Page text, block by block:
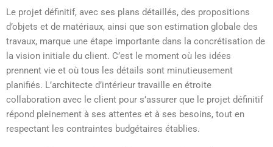
Le projet définitif, avec ses plans détaillés, des propositions
d’objets et de matériaux, ainsi que son estimation globale des
travaux, marque une étape importante dans la concrétisation de
la vision initiale du client. C’est le moment où les idées
prennent vie et où tous les détails sont minutieusement
planifiés. L’architecte d’intérieur travaille en étroite
collaboration avec le client pour s’assurer que le projet définitif
répond pleinement à ses attentes et à ses besoins, tout en
respectant les contraintes budgétaires établies.